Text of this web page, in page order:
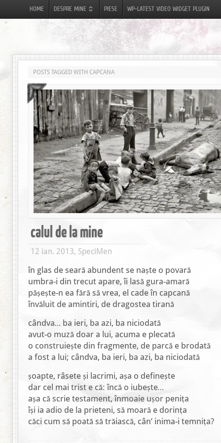
HOME DESPRE MINE PIESE WP-LATEST VIDEO WIDGET PLUGIN
POSTS TAGGED WITH CAPCANA
calul de la mine
12 ian. 2013, SpeciMen
în glas de seară abundent se naște o povară
umbra-i din trecut apare, îi lasă gura-amară
pășește-n ea fără să vrea, el cade în capcană
învăluit de amintiri, de dragostea tirană
cândva… ba ieri, ba azi, ba niciodată
avut-o muză doar a lui, acuma e plecată
o construiește din fragmente, de parcă e brodată
a fost a lui; cândva, ba ieri, ba azi, ba niciodată
șoapte, râsete și lacrimi, așa o definește
dar cel mai trist e că: încă o iubește…
așa că scrie testament, înmoaie ușor penița
își ia adio de la prieteni, să moară e dorința
căci cum să poată să trăiască, cân’ inima-i temnița?